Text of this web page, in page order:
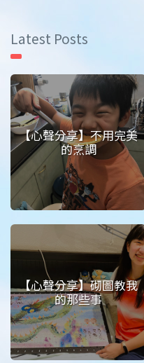
Latest Posts
【心聲分享】不用完美
的烹調
【心聲分享】砌圖教我
的那些事